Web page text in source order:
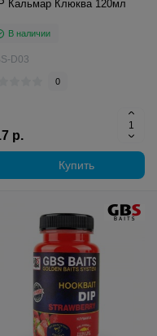
Кальмар Клюква 120мл
В наличии
D03
0
р.
Купить